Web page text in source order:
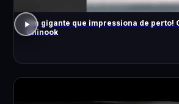
Um gigante que impressiona de perto!
Chinook